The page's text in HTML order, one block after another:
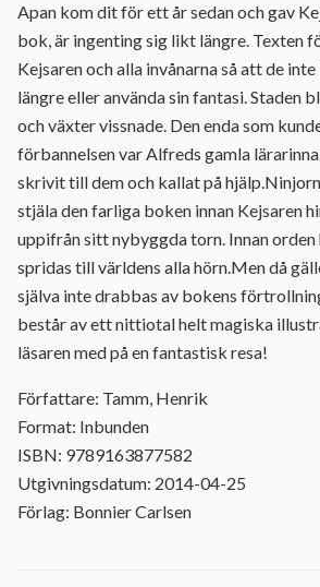
Apan kom dit för ett år sedan och gav
bok, är ingenting sig likt längre. Texten
Kejsaren och alla invånarna så att de
längre eller använda sin fantasi. Staden
och växter vissnade. Den enda som
förbannelsen var Alfreds gamla
skrivit till dem och kallat på
stjäla den farliga boken innan Kejsaren
uppifrån sitt nybyggda torn. Innan orden
spridas till världens alla hörn.Men då
själva inte drabbas av bokens
består av ett nittiotal helt magiska
läsaren med på en fantastisk resa!
Författare: Tamm, Henrik
Format: Inbunden
ISBN: 9789163877582
Utgivningsdatum: 2014-04-25
Förlag: Bonnier Carlsen